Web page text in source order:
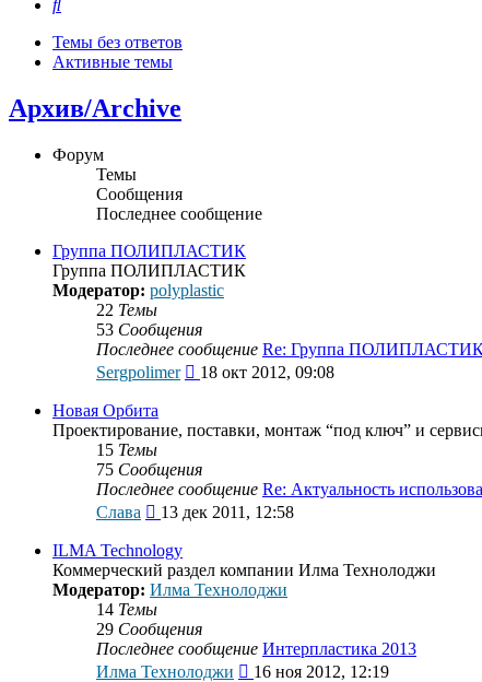
Поиск
Темы без ответов
Активные темы
Архив/Archive
Форум
Темы
Сообщения
Последнее сообщение
Группа ПОЛИПЛАСТИК
Группа ПОЛИПЛАСТИК
Модератор: polyplastic
22 Темы
53 Сообщения
Последнее сообщение Re: Группа
Sergpolimer
Перейти
сообщению
18 окт 2012, 09:08
Новая Орбита
Проектирование, поставки, монтаж “под ключ” и
15 Темы
75 Сообщения
Последнее сообщение Re: Актуальность
Слава
Перейти
последнему
сообщению
13 дек 2011, 12:58
ILMA Technology
Коммерческий раздел компании Илма Технолоджи
Модератор: Илма Технолоджи
14 Темы
29 Сообщения
Последнее сообщение Интерпластика 2013
Илма Технолоджи
Перейти
16 ноя 2012, 12:19